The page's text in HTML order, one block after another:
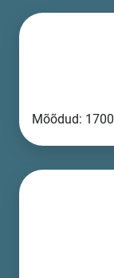
Mõõdud: